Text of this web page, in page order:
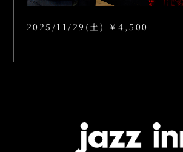
2025/11/29(土) ￥4,500